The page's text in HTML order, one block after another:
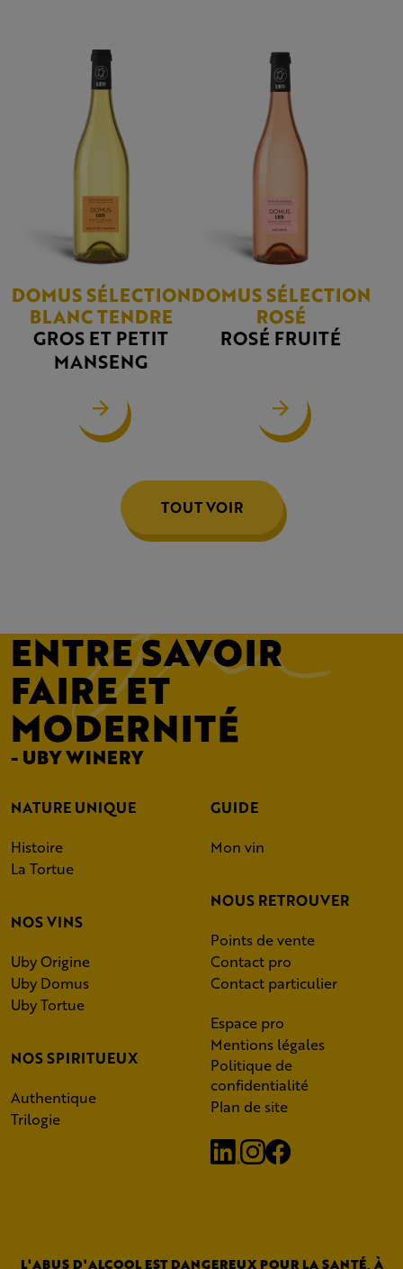
DOMUS SÉLECTION
BLANC TENDRE
GROS ET PETIT
MANSENG
DOMUS SÉLECTION
ROSÉ
ROSÉ FRUITÉ
TOUT VOIR
ENTRE SAVOIR
FAIRE ET
MODERNITÉ
- UBY WINERY
NATURE UNIQUE
Histoire
La Tortue
NOS VINS
Uby Origine
Uby Domus
Uby Tortue
NOS SPIRITUEUX
Authentique
Trilogie
GUIDE
Mon vin
NOUS RETROUVER
Points de vente
Contact pro
Contact particulier
Espace pro
Mentions légales
Politique de
confidentialité
Plan de site
L'ABUS D'ALCOOL EST DANGEREUX POUR LA SANTÉ, À